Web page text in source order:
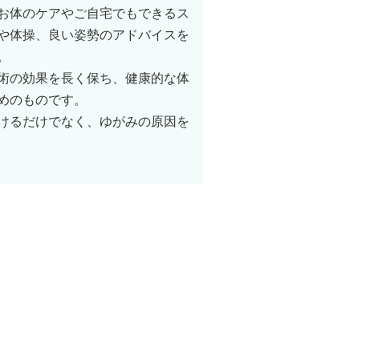
体のケアやご自宅でもできるス
体操、良い姿勢のアドバイスを
の効果を長く保ち、健康的な体
のものです。
るだけでなく、ゆがみの原因を